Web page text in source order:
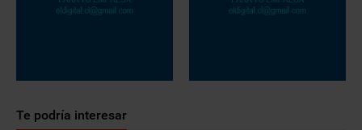
Te podría interesar